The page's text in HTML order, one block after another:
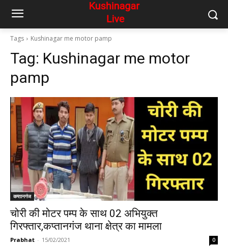
Tags Kushinagar me motor pamp
Tag: Kushinagar me motor
pamp
कप्तानगंज
चोरी की मोटर पम्प के साथ 02 अभियुक्त
गिरफ्तार,कप्तानगंज थाना क्षेत्र का मामला
Prabhat - 15/02/2021 0